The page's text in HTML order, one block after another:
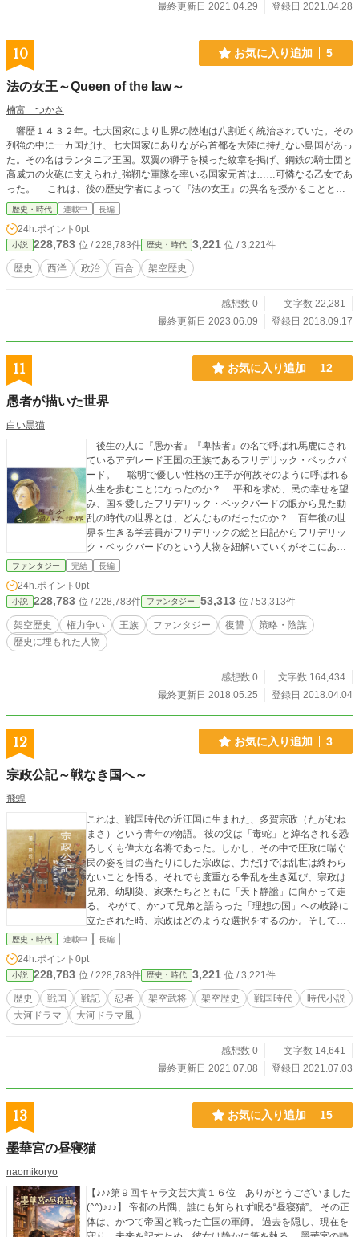
最終更新日 2021.04.29
登録日 2021.04.28
10 お気に入り追加 5
法の女王～Queen of the law～
楠富 つかさ
響歴１４３２年。七大国家により世界の陸地は八割近く統治されていた。その
列強の中に一カ国だけ、七大国家にありながら首都を大陸に持たない島国があっ
た。その名はランタニア王国。双翼の獅子を模った紋章を掲げ、鋼鉄の騎士団と
高威力の火砲に支えられた強靭な軍隊を率いる国家元首は……可憐なる乙女であ
った。 これは、後の歴史学者によって『法の女王』の異名を授かることとな
るソフィ―リス・マリーベル＝ランタニアの、30年に及ぶ治世を記した歴史書
の断片である。
歴史・時代 連載中 長編
24h.ポイント 0pt
小説 228,783 位 / 228,783件 歴史・時代 3,221 位 / 3,221件
歴史 西洋 政治 百合 架空歴史
感想数 0
文字数 22,281
最終更新日 2023.06.09
登録日 2018.09.17
11 お気に入り追加 12
愚者が描いた世界
白い黒猫
後生の人に『愚か者』『卑怯者』の名で呼ばれ馬鹿にされ
ているアデレード王国の王族であるフリデリック・ベックバ
ード。 聡明で優しい性格の王子が何故そのように呼ばれる
人生を歩むことになったのか？ 平和を求め、民の幸せを望
み、国を愛したフリデリック・ベックバードの眼から見た動
乱の時代の世界とは、どんなものだったのか？ 百年後の世
界を生きる学芸員がフリデリックの絵と日記からフリデリッ
ク・ベックバードのという人物を紐解いていくがそこにあっ
たのは、世間で言われているような卑屈で卑怯で我儘な人物
ファンタジー 完結 長編
24h.ポイント 0pt
小説 228,783 位 / 228,783件 ファンタジー 53,313 位 / 53,313件
架空歴史 権力争い 王族 ファンタジー 復讐
策略・陰謀
歴史に埋もれた人物
感想数 0
文字数 164,434
最終更新日 2018.05.25
登録日 2018.04.04
12 お気に入り追加 3
宗政公記～戦なき国へ～
飛蝗
これは、戦国時代の近江国に生まれた、多賀宗政（たがむね
まさ）という青年の物語。 彼の父は「毒蛇」と綽名される恐
ろしくも偉大な名将であった。しかし、その中で圧政に喘ぐ
民の姿を目の当たりにした宗政は、力だけでは乱世は終わら
ないことを悟る。それでも度重なる争乱を生き延び、宗政は
兄弟、幼馴染、家来たちとともに「天下静謐」に向かって走
る。 やがて、かつて兄弟と語らった「理想の国」への岐路に
立たされた時、宗政はどのような選択をするのか。そして、
作り上げる戦なき国とは。
歴史・時代 連載中 長編
24h.ポイント 0pt
小説 228,783 位 / 228,783件 歴史・時代 3,221 位 / 3,221件
歴史 戦国 戦記 忍者 架空武将 架空歴史 戦国時代
時代小説
大河ドラマ
大河ドラマ風
感想数 0
文字数 14,641
最終更新日 2021.07.08
登録日 2021.07.03
13 お気に入り追加 15
墨華宮の昼寝猫
naomikoryo
【♪♪♪第９回キャラ文芸大賞１６位 ありがとうございました
(^^)♪♪♪】 帝都の片隅、誰にも知られず眠る“昼寝猫”。 その正
体は、かつて帝国と戦った亡国の軍師。 過去を隠し、現在を